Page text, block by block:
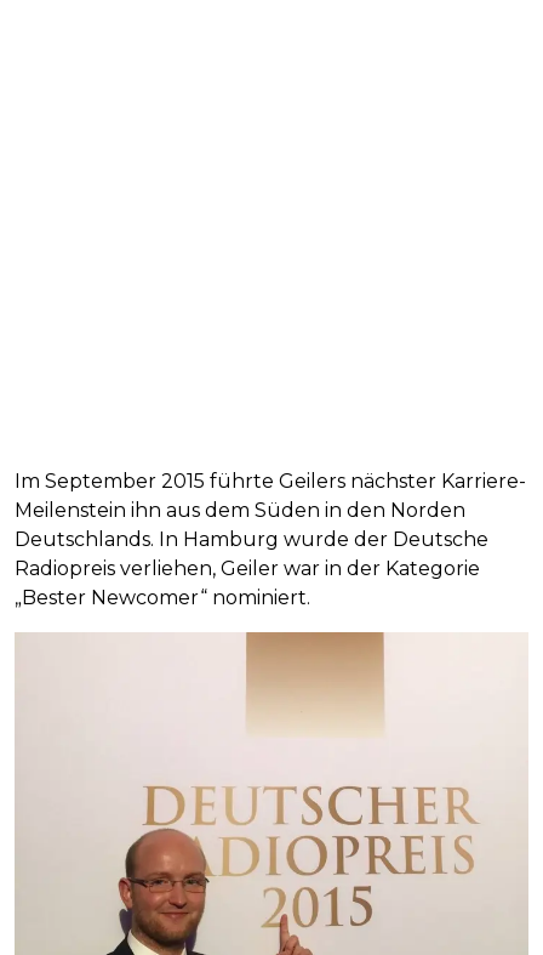
Im September 2015 führte Geilers nächster Karriere-
Meilenstein ihn aus dem Süden in den Norden
Deutschlands. In Hamburg wurde der Deutsche
Radiopreis verliehen, Geiler war in der Kategorie
„Bester Newcomer“ nominiert.